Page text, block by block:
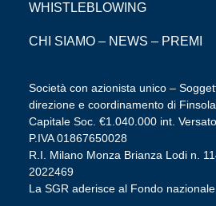
WHISTLEBLOWING
CHI SIAMO – NEWS – PREMI
Società con azionista unico –
direzione e coordinamento di
Capitale Soc. €1.040.000 int.
P.IVA 01867650028
R.I. Milano Monza Brianza Lodi n.
2022469
La SGR aderisce al Fondo